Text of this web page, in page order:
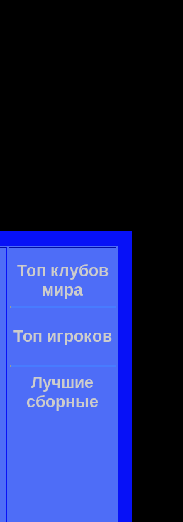
Топ клубов
мира
Топ игроков
Лучшие
сборные